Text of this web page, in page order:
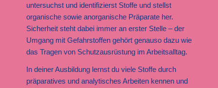
untersuchst und identifizierst Stoffe und stellst
organische sowie anorganische Präparate her.
Sicherheit steht dabei immer an erster Stelle – der
Umgang mit Gefahrstoffen gehört genauso dazu wie
das Tragen von Schutzausrüstung im Arbeitsalltag.
In deiner Ausbildung lernst du viele Stoffe durch
präparatives und analytisches Arbeiten kennen und